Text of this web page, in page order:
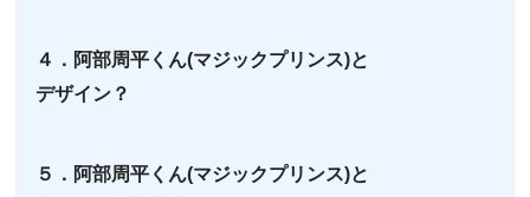
４．阿部周平くん(マジックプリンス)と
デザイン？
５．阿部周平くん(マジックプリンス)と